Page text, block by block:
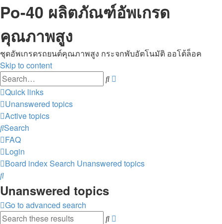
Po-40 ผลิตภัณฑ์อัพเกรด
คุณภาพสูง
ชุดอัพเกรดรถยนต์คุณภาพสูง กระจกพับอัตโนมัติ ออโต้ล็อค
Skip to content
Search
Quick links
Unanswered topics
Active topics
Search
FAQ
Login
Board indexSearch Unanswered topics
Search
Unanswered topics
Go to advanced search
Search